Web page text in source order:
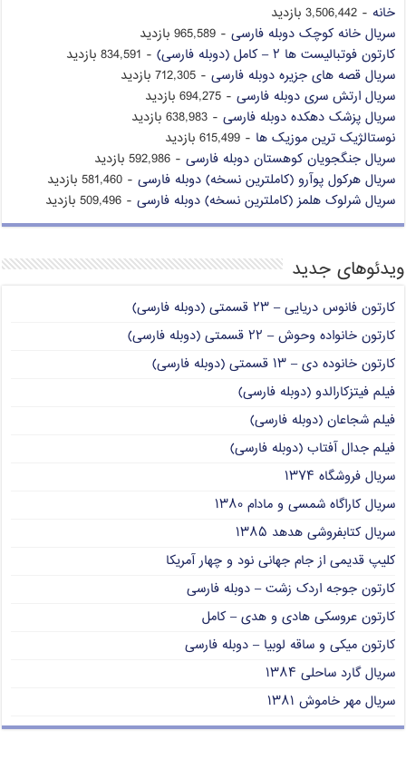
خانه - 3,506,442 بازدید
سریال خانه کوچک دوبله فارسی - 965,589 بازدید
کارتون فوتبالیست ها ۲ – کامل (دوبله فارسی)
- 834,591 بازدید
سریال قصه های جزیره دوبله فارسی - 712,305 بازدید
سریال ارتش سری دوبله فارسی - 694,275 بازدید
سریال پزشک دهکده دوبله فارسی - 638,983 بازدید
نوستالژیک ترین موزیک ها - 615,499 بازدید
سریال جنگجویان کوهستان دوبله فارسی - 592,986 بازدید
سریال هرکول پوآرو (کاملترین نسخه) دوبله فارسی - 581,460 بازدید
سریال شرلوک هلمز (کاملترین نسخه) دوبله فارسی - 509,496 بازدید
ویدئوهای جدید
کارتون فانوس دریایی – ۲۳ قسمتی (دوبله فارسی)
کارتون خانواده وحوش – ۲۲ قسمتی (دوبله فارسی)
کارتون خانوده دی – ۱۳ قسمتی (دوبله فارسی)
فیلم فیتزکارالدو (دوبله فارسی)
فیلم شجاعان (دوبله فارسی)
فیلم جدال آفتاب (دوبله فارسی)
سریال فروشگاه ۱۳۷۴
سریال کاراگاه شمسی و مادام ۱۳۸۰
سریال کتابفروشی هدهد ۱۳۸۵
کلیپ قدیمی از جام جهانی نود و چهار آمریکا
کارتون جوجه اردک زشت – دوبله فارسی
کارتون عروسکی هادی و هدی – کامل
کارتون میکی و ساقه لوبیا – دوبله فارسی
سریال گارد ساحلی ۱۳۸۴
سریال مهر خاموش ۱۳۸۱